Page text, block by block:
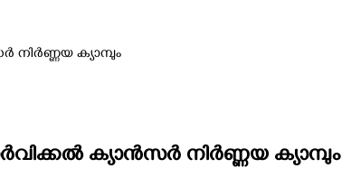
നിർണ്ണയ ക്യാമ്പും
ക്യാൻസർ നിർണ്ണയ ക്യാമ്പും